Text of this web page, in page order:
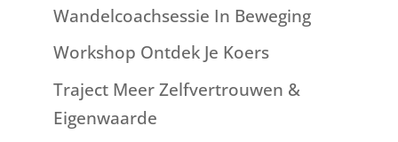
Wandelcoachsessie In Beweging
Workshop Ontdek Je Koers
Traject Meer Zelfvertrouwen &
Eigenwaarde